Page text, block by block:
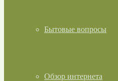
Бытовые вопросы
Обзор интернета